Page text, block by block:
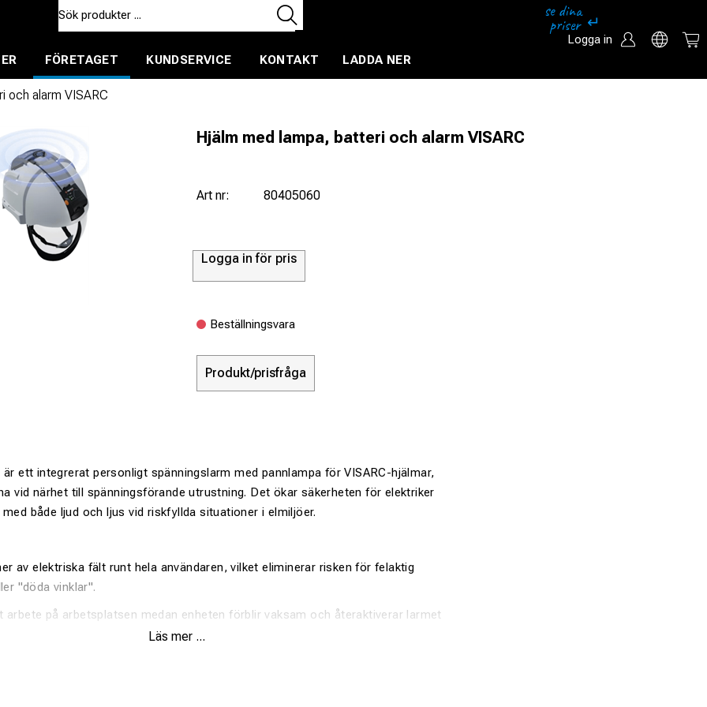
Logga in
FÖRETAGET KUNDSERVICE KONTAKT LADDA NER
och alarm VISARC
Hjälm med lampa, batteri och alarm VISARC
Art nr: 80405060
Logga in för pris
Beställningsvara
Produkt/prisfråga
ett integrerat personligt spänningslarm med pannlampa för VISARC-hjälmar,
vid närhet till spänningsförande utrustning. Det ökar säkerheten för elektriker
både ljud och ljus vid riskfyllda situationer i elmiljöer.
av elektriska fält runt hela användaren, vilket eliminerar risken för felaktig
"döda vinklar".
arbete på arbetsplatsen medan enheten förblir vaksam och återaktiverar larmet
Läs mer ...